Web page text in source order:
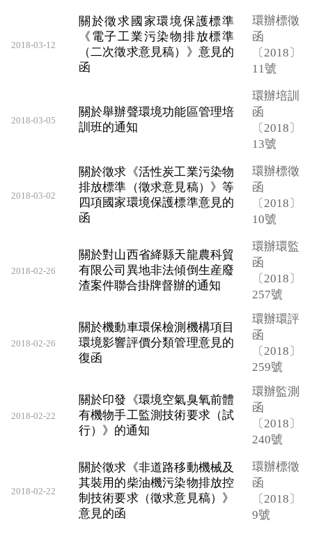
2018-03-12
關於徵求國家環境保護標準
《電子工業污染物排放標準
（二次徵求意見稿）》意見的
函
環辦標徵
函
〔2018〕
11號
2018-03-05
關於舉辦聲環境功能區管理培
訓班的通知
環辦培訓
函
〔2018〕
13號
2018-03-02
關於徵求《活性炭工業污染物
排放標準（徵求意見稿）》等
四項國家環境保護標準意見的
函
環辦標徵
函
〔2018〕
10號
2018-02-26
關於對山西省絳縣天龍農科貿
有限公司異地非法傾倒生産廢
渣案件聯合掛牌督辦的通知
環辦環監
函
〔2018〕
257號
2018-02-26
關於機動車環保檢測機構項目
環境影響評價分類管理意見的
復函
環辦環評
函
〔2018〕
259號
2018-02-22
關於印發《環境空氣臭氧前體
有機物手工監測技術要求（試
行）》的通知
環辦監測
函
〔2018〕
240號
2018-02-22
關於徵求《非道路移動機械及
其裝用的柴油機污染物排放控
制技術要求（徵求意見稿）》
意見的函
環辦標徵
函
〔2018〕
9號